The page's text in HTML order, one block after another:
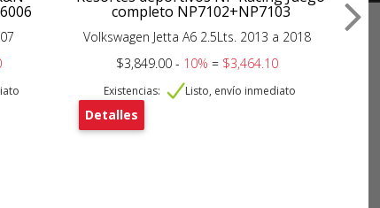
completo NP7102+NP7103
Volkswagen Jetta A6 2.5Lts. 2013 a 2018
$3,849.00 - 10% = $3,464.10
Existencias: Listo, envío inmediato
Detalles